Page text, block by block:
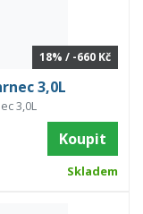
18% / -660 Kč
3,0L
3,0L
Koupit
Skladem